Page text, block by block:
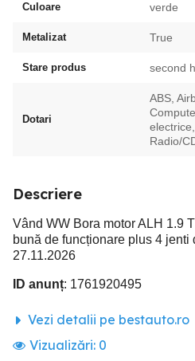
Culoare verde
Metalizat True
Stare produs second
Dotari
ABS,
Radio/
Descriere
Vând WW Bora motor ALH 1.9
bună de funcționare plus 4
27.11.2026
ID anunț: 1761920495
Vezi detalii pe bestauto.ro
Vizualizări: 0